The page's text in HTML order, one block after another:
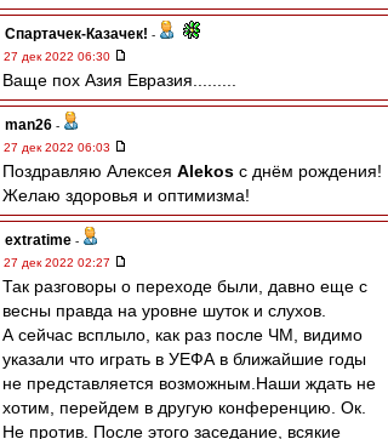
Спартачек-Казачек! -
27 дек 2022 06:30
Ваще пох Азия Евразия.........
man26 -
27 дек 2022 06:03
Поздравляю Алексея Alekos с днём рождения!
Желаю здоровья и оптимизма!
extratime -
27 дек 2022 02:27
Так разговоры о переходе были, давно еще с
весны правда на уровне шуток и слухов.
А сейчас всплыло, как раз после ЧМ, видимо
указали что играть в УЕФА в ближайшие годы
не представляется возможным.Наши ждать не
хотим, перейдем в другую конференцию. Ок.
Не против. После этого заседание, всякие